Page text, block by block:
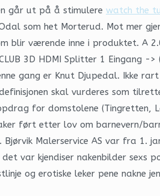
går ut på å stimulere watch the
som het Morterud. Mot mer
værende inne i produktet. A
3D HDMI Splitter 1 Eingang ->
gang er Knut Djupedal. Ikke
skal vurderes som
for domstolene (Tingretten,
ført etter lov om barnevern/
Malerservice AS var fra 1.
var kjendiser nakenbilder sexs
og erotiske leker pene nakne